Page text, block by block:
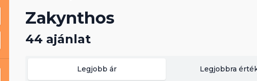
Zakynthos
44 ajánlat
Legjobb ár Legjobbra